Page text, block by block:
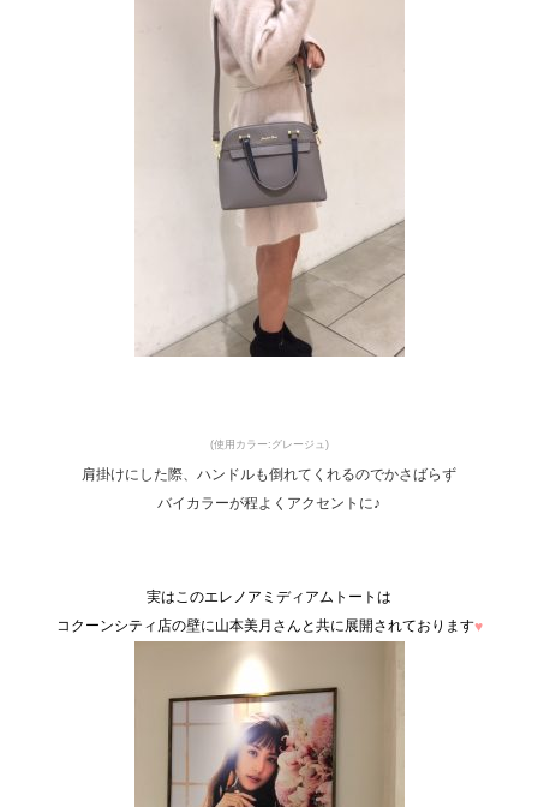
(使用カラー:グレージュ)
肩掛けにした際、ハンドルも倒れてくれるのでかさばらず
バイカラーが程よくアクセントに♪
実はこのエレノアミディアムトートは
コクーンシティ店の壁に山本美月さんと共に展開されております♥